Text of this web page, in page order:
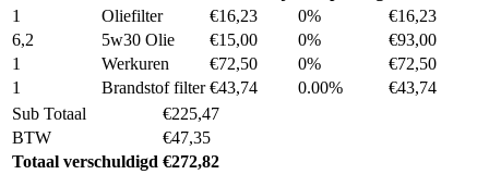
1
Oliefilter €16,23 0%
€16,23
6,2
5w30 Olie €15,00 0%
€93,00
1
Werkuren €72,50 0%
€72,50
1
Brandstof filter €43,74 0.00%
€43,74
Sub Totaal
€225,47
BTW
€47,35
Totaal verschuldigd €272,82